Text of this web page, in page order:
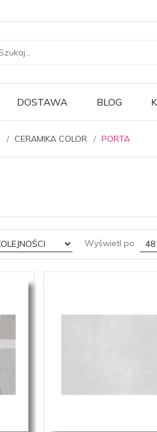
DOSTAWA BLOG
CERAMIKA COLOR PORTA
Wyświetl po pop